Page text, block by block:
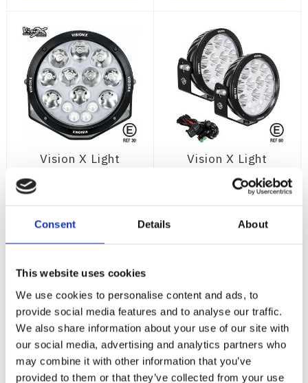
Consent Details About
This website uses cookies
We use cookies to personalise content and ads, to
provide social media features and to analyse our traffic.
We also share information about your use of our site with
our social media, advertising and analytics partners who
may combine it with other information that you’ve
provided to them or that they’ve collected from your use
Vision X Light
14980 lm - 220mm Ø -
700m räckvidd -
funktionsgaranti
7 455 :-
KÖP
Vision X Light
Cannon
Adventure 8.7"
Extraljus 2 ST E-
märkt - 5,5 års
funktionsgaranti
KÖP